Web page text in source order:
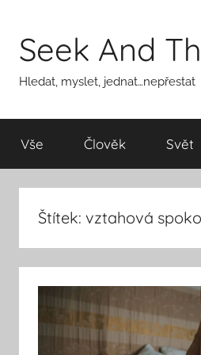
obsahu
Seek And
Hledat, myslet, jednat…nepřestat
Vše Člověk Svět
Štítek: vztahová